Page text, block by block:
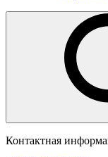
Контактная